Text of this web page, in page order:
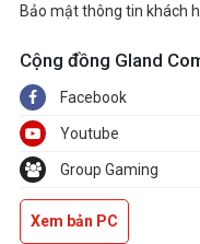
Bảo mật thông tin khách
Cộng đồng Gland
Facebook
Youtube
Group Gaming
Xem bản PC